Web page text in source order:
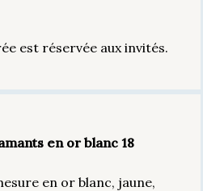
est réservée aux invités.
en or blanc 18
en or blanc, jaune,